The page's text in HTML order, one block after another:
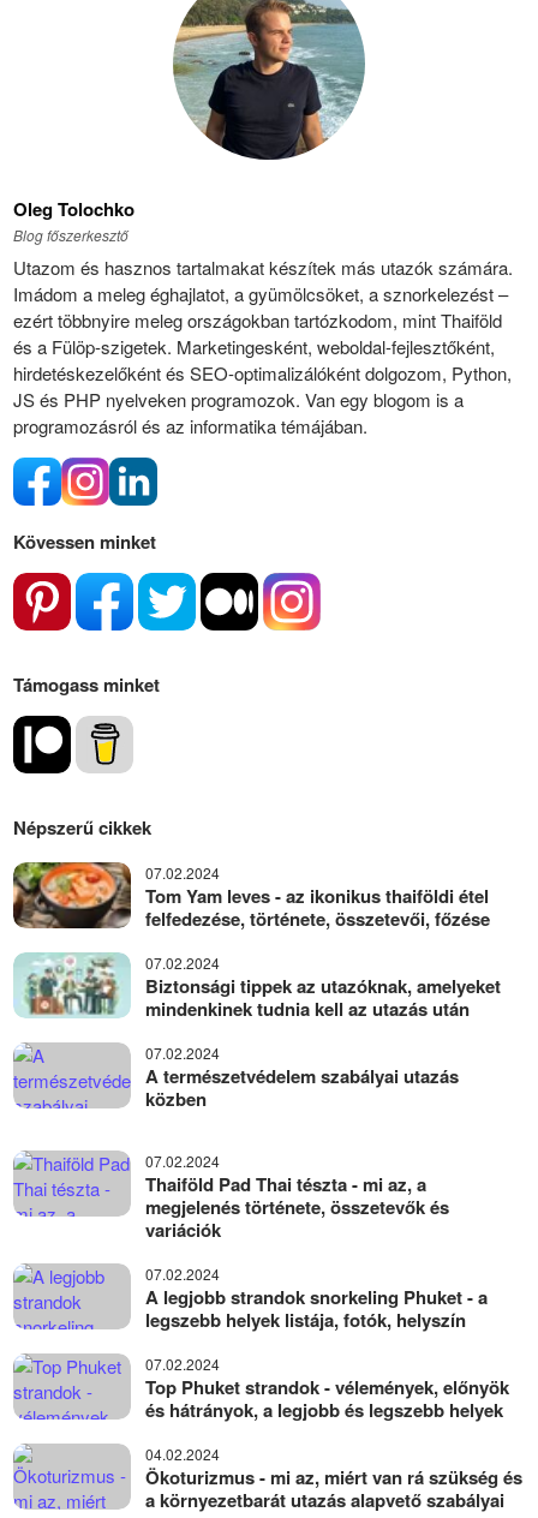
Oleg Tolochko
Blog főszerkesztő
Utazom és hasznos tartalmakat készítek más utazók számára.
Imádom a meleg éghajlatot, a gyümölcsöket, a sznorkelezést –
ezért többnyire meleg országokban tartózkodom, mint Thaiföld
és a Fülöp-szigetek. Marketingesként, weboldal-fejlesztőként,
hirdetéskezelőként és SEO-optimalizálóként dolgozom, Python,
JS és PHP nyelveken programozok. Van egy blogom is a
programozásról és az informatika témájában.
Kövessen minket
Támogass minket
Népszerű cikkek
07.02.2024
Tom Yam leves - az ikonikus thaiföldi étel
felfedezése, története, összetevői, főzése
07.02.2024
Biztonsági tippek az utazóknak, amelyeket
mindenkinek tudnia kell az utazás után
07.02.2024
A természetvédelem szabályai utazás
közben
07.02.2024
Thaiföld Pad Thai tészta - mi az, a
megjelenés története, összetevők és
variációk
07.02.2024
A legjobb strandok snorkeling Phuket - a
legszebb helyek listája, fotók, helyszín
07.02.2024
Top Phuket strandok - vélemények, előnyök
és hátrányok, a legjobb és legszebb helyek
04.02.2024
Ökoturizmus - mi az, miért van rá szükség és
a környezetbarát utazás alapvető szabályai